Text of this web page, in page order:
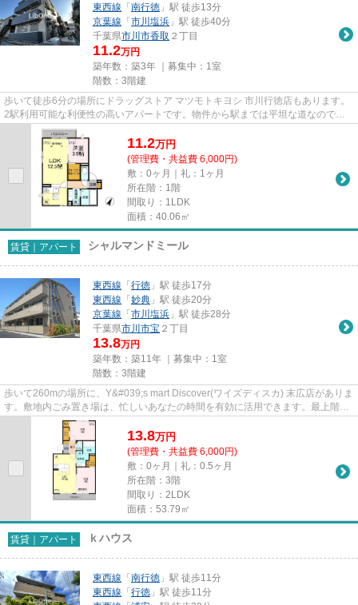
東西線 「 南行徳 」駅 徒歩13分
京葉線 「 市川塩浜 」駅 徒歩40分
千葉県市川市香取 ２丁目
11.2万円
築年数：築3年 ｜募集中： 1室
階数：3階建
歩いて徒歩6分の場所にドラッグストア マツモトキヨシ 市川行徳店もあります。
2駅利用可能な利便性の高いアパートです。物件から駅までは平坦な道なので、
快適に移動できます。こちら...
11.2万円
(管理費・共益費 6,000円)
敷：0ヶ月｜礼：1ヶ月
所在階：1階
間取り：1LDK
面積：40.06㎡
賃貸｜アパート シャルマンドミール
東西線 「 行徳 」駅 徒歩17分
東西線 「 妙典 」駅 徒歩20分
京葉線 「 市川塩浜 」駅 徒歩28分
千葉県市川市宝 ２丁目
13.8万円
築年数：築11年 ｜募集中： 1室
階数：3階建
歩いて260mの場所に、Y&#039;s mart Discover(ワイズディスカ) 末広店がありま
す。敷地内ごみ置き場は、忙しいあなたの時間を有効に活用できます。最上階の
物件です。自走式駐車場...
13.8万円
(管理費・共益費 6,000円)
敷：0ヶ月｜礼：0.5ヶ月
所在階：3階
間取り：2LDK
面積：53.79㎡
賃貸｜アパート ｋハウス
東西線 「 南行徳 」駅 徒歩11分
東西線 「 行徳 」駅 徒歩11分